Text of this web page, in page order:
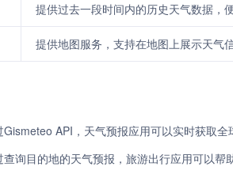
提供过去一段时间内的历史天气数据，
提供地图服务，支持在地图上展示天气
API，天气预报应用可以实时获取
询目的地的天气预报，旅游出行应用可以